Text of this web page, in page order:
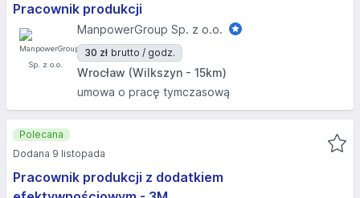
Pracownik produkcji
ManpowerGroup Sp. z o.o.
30 zł brutto / godz.
Wrocław (Wilkszyn - 15km)
umowa o pracę tymczasową
Pracownik produkcji z dodatkiem
Polecana
Dodana 9 listopada